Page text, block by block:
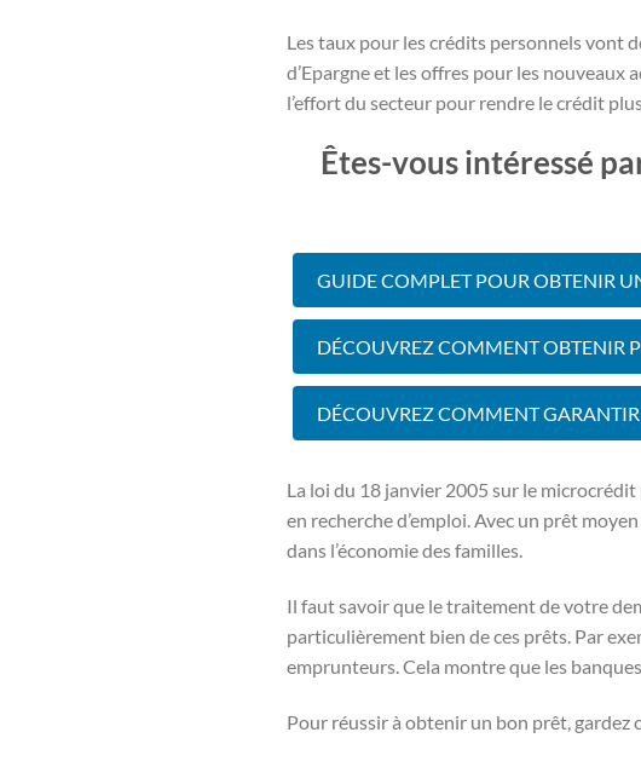
Les taux pour les crédits personnels vont
d’Epargne et les offres pour les
l’effort du secteur pour rendre le crédit
Êtes-vous intéressé
GUIDE COMPLET POUR OBTENIR
DÉCOUVREZ COMMENT OBTENIR
DÉCOUVREZ COMMENT GARANTIR
La loi du 18 janvier 2005 sur le
en recherche d’emploi. Avec un prêt
dans l’économie des familles.
Il faut savoir que le traitement de votre
particulièrement bien de ces prêts. Par
emprunteurs. Cela montre que les
Pour réussir à obtenir un bon prêt, gardez